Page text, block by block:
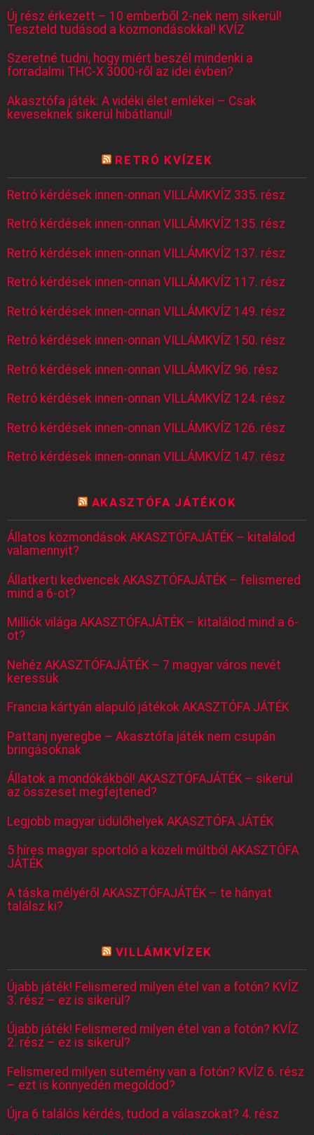
Új rész érkezett – 10 emberből 2-nek nem sikerül!
Teszteld tudásod a közmondásokkal! KVÍZ
Szeretné tudni, hogy miért beszél mindenki a
forradalmi THC-X 3000-ről az idei évben?
Akasztófa játék: A vidéki élet emlékei – Csak
keveseknek sikerül hibátlanul!
RETRÓ KVÍZEK
Retró kérdések innen-onnan VILLÁMKVÍZ 335. rész
Retró kérdések innen-onnan VILLÁMKVÍZ 135. rész
Retró kérdések innen-onnan VILLÁMKVÍZ 137. rész
Retró kérdések innen-onnan VILLÁMKVÍZ 117. rész
Retró kérdések innen-onnan VILLÁMKVÍZ 149. rész
Retró kérdések innen-onnan VILLÁMKVÍZ 150. rész
Retró kérdések innen-onnan VILLÁMKVÍZ 96. rész
Retró kérdések innen-onnan VILLÁMKVÍZ 124. rész
Retró kérdések innen-onnan VILLÁMKVÍZ 126. rész
Retró kérdések innen-onnan VILLÁMKVÍZ 147. rész
AKASZTÓFA JÁTÉKOK
Állatos közmondások AKASZTÓFAJÁTÉK – kitalálod
valamennyit?
Állatkerti kedvencek AKASZTÓFAJÁTÉK – felismered
mind a 6-ot?
Milliók világa AKASZTÓFAJÁTÉK – kitalálod mind a 6-
ot?
Nehéz AKASZTÓFAJÁTÉK – 7 magyar város nevét
keressük
Francia kártyán alapuló játékok AKASZTÓFA JÁTÉK
Pattanj nyeregbe – Akasztófa játék nem csupán
bringásoknak
Állatok a mondókákból! AKASZTÓFAJÁTÉK – sikerül
az összeset megfejtened?
Legjobb magyar üdülőhelyek AKASZTÓFA JÁTÉK
5 híres magyar sportoló a közeli múltból AKASZTÓFA
JÁTÉK
A táska mélyéről AKASZTÓFAJÁTÉK – te hányat
találsz ki?
VILLÁMKVÍZEK
Újabb játék! Felismered milyen étel van a fotón? KVÍZ
3. rész – ez is sikerül?
Újabb játék! Felismered milyen étel van a fotón? KVÍZ
2. rész – ez is sikerül?
Felismered milyen sütemény van a fotón? KVÍZ 6. rész
– ezt is könnyedén megoldod?
Újra 6 találós kérdés, tudod a válaszokat? 4. rész